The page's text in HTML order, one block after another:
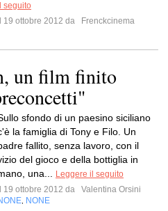
seguito
Il 19 ottobre 2012 da
Frenckcinema
un film finito
sfondo di un paesino siciliano
la famiglia di Tony e Filo. Un
fallito, senza lavoro, con il
del gioco e della bottiglia in
una...
Leggere il seguito
Il 19 ottobre 2012 da
Valentina Orsini
NONE